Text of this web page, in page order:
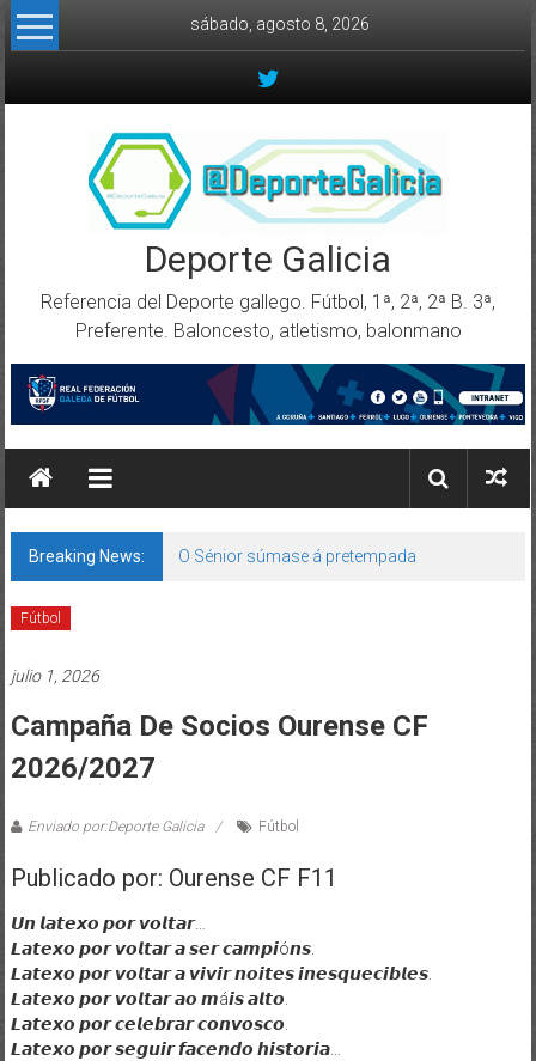
Skip to content
sábado, agosto 8, 2026
Deporte Galicia
Referencia del Deporte gallego. Fútbol, 1ª, 2ª, 2ª B. 3ª,
Preferente. Baloncesto, atletismo, balonmano
Breaking News: O Sénior súmase á pretempada
Fútbol
julio 1, 2026
Campaña De Socios Ourense CF
2026/2027
Enviado por:Deporte Galicia Fútbol
Publicado por: Ourense CF F11
𝙐𝙣 𝙡𝙖𝙩𝙚𝙭𝙤 𝙥𝙤𝙧 𝙫𝙤𝙡𝙩𝙖𝙧…
𝙇𝙖𝙩𝙚𝙭𝙤 𝙥𝙤𝙧 𝙫𝙤𝙡𝙩𝙖𝙧 𝙖 𝙨𝙚𝙧 𝙘𝙖𝙢𝙥𝙞ó𝙣𝙨.
𝙇𝙖𝙩𝙚𝙭𝙤 𝙥𝙤𝙧 𝙫𝙤𝙡𝙩𝙖𝙧 𝙖 𝙫𝙞𝙫𝙞𝙧 𝙣𝙤𝙞𝙩𝙚𝙨 𝙞𝙣𝙚𝙨𝙦𝙪𝙚𝙘𝙞𝙗𝙡𝙚𝙨.
𝙇𝙖𝙩𝙚𝙭𝙤 𝙥𝙤𝙧 𝙫𝙤𝙡𝙩𝙖𝙧 𝙖𝙤 𝙢á𝙞𝙨 𝙖𝙡𝙩𝙤.
𝙇𝙖𝙩𝙚𝙭𝙤 𝙥𝙤𝙧 𝙘𝙚𝙡𝙚𝙗𝙧𝙖𝙧 𝙘𝙤𝙣𝙫𝙤𝙨𝙘𝙤.
𝙇𝙖𝙩𝙚𝙭𝙤 𝙥𝙤𝙧 𝙨𝙚𝙜𝙪𝙞𝙧 𝙛𝙖𝙘𝙚𝙣𝙙𝙤 𝙝𝙞𝙨𝙩𝙤𝙧𝙞𝙖…